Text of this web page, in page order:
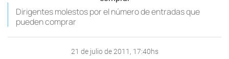
Dirigentes molestos por el número de entradas que
pueden comprar
21 de julio de 2011, 17:40hs